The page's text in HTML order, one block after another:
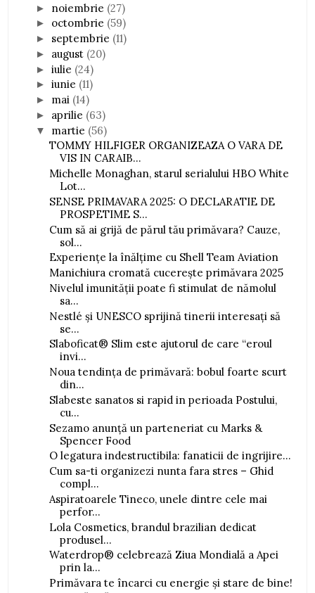
► noiembrie (27)
► octombrie (59)
► septembrie (11)
► august (20)
►iulie (24)
►iunie (11)
► mai (14)
► aprilie (63)
▼ martie (56)
TOMMY HILFIGER ORGANIZEAZA O VARA DE
VIS IN CARAIB...
Michelle Monaghan, starul serialului HBO White
Lot...
SENSE PRIMAVARA 2025: O DECLARATIE DE
PROSPETIME S...
Cum să ai grijă de părul tău primăvara? Cauze,
sol...
Experiențe la înălțime cu Shell Team Aviation
Manichiura cromată cucerește primăvara 2025
Nivelul imunității poate fi stimulat de nămolul
sa...
Nestlé și UNESCO sprijină tinerii interesați să
se...
Slaboficat® Slim este ajutorul de care “eroul
invi...
Noua tendința de primăvară: bobul foarte scurt
din...
Slabeste sanatos si rapid in perioada Postului,
cu...
Sezamo anunță un parteneriat cu Marks &
Spencer Food
O legatura indestructibila: fanaticii de ingrijire...
Cum sa-ti organizezi nunta fara stres – Ghid
compl...
Aspiratoarele Tineco, unele dintre cele mai
perfor...
Lola Cosmetics, brandul brazilian dedicat
produsel...
Waterdrop® celebrează Ziua Mondială a Apei
prin la...
Primăvara te încarci cu energie și stare de bine!